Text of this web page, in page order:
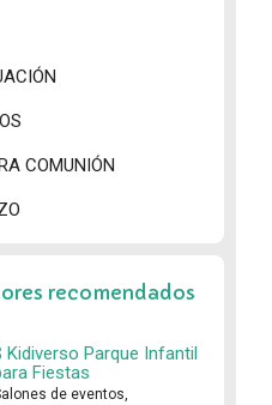
COMUNIÓN
recomendados
Kidiverso Parque Infantil
Fiestas
de eventos,